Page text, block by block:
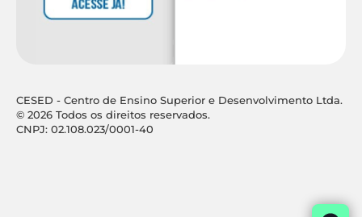
CESED - Centro de Ensino Superior e Desenvolvimento Ltda.
© 2026 Todos os direitos reservados.
CNPJ: 02.108.023/0001-40